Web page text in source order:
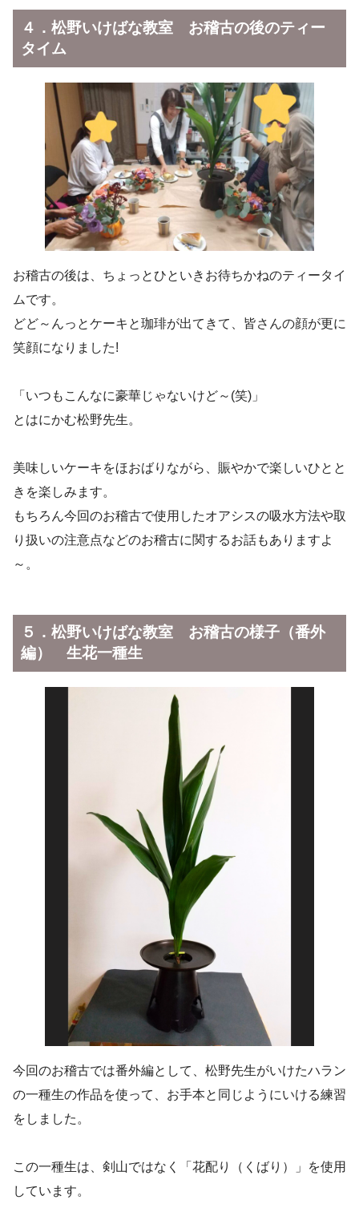
４．松野いけばな教室 お稽古の後のティー
タイム
お稽古の後は、ちょっとひといきお待ちかねのティータイ
ムです。
どど～んっとケーキと珈琲が出てきて、皆さんの顔が更に
笑顔になりました!
「いつもこんなに豪華じゃないけど～(笑)」
とはにかむ松野先生。
美味しいケーキをほおばりながら、賑やかで楽しいひとと
きを楽しみます。
もちろん今回のお稽古で使用したオアシスの吸水方法や取
り扱いの注意点などのお稽古に関するお話もありますよ
～。
５．松野いけばな教室 お稽古の様子（番外
編） 生花一種生
今回のお稽古では番外編として、松野先生がいけたハラン
の一種生の作品を使って、お手本と同じようにいける練習
をしました。
この一種生は、剣山ではなく「花配り（くばり）」を使用
しています。